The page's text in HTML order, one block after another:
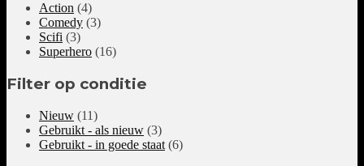
Action (4)
Comedy (3)
Scifi (3)
Superhero (16)
Filter op conditie
Nieuw (11)
Gebruikt - als nieuw (3)
Gebruikt - in goede staat (6)